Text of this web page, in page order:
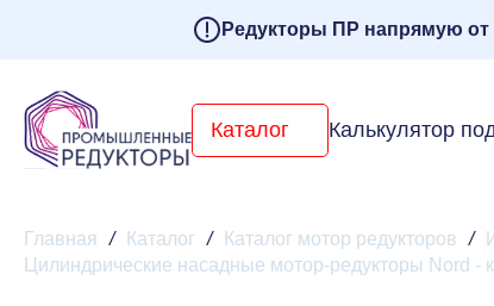
Редукторы ПР напрямую от
Каталог Калькулятор
Главная / Каталог / Каталог мотор редукторов /
Цилиндрические насадные мотор-редукторы Nord -